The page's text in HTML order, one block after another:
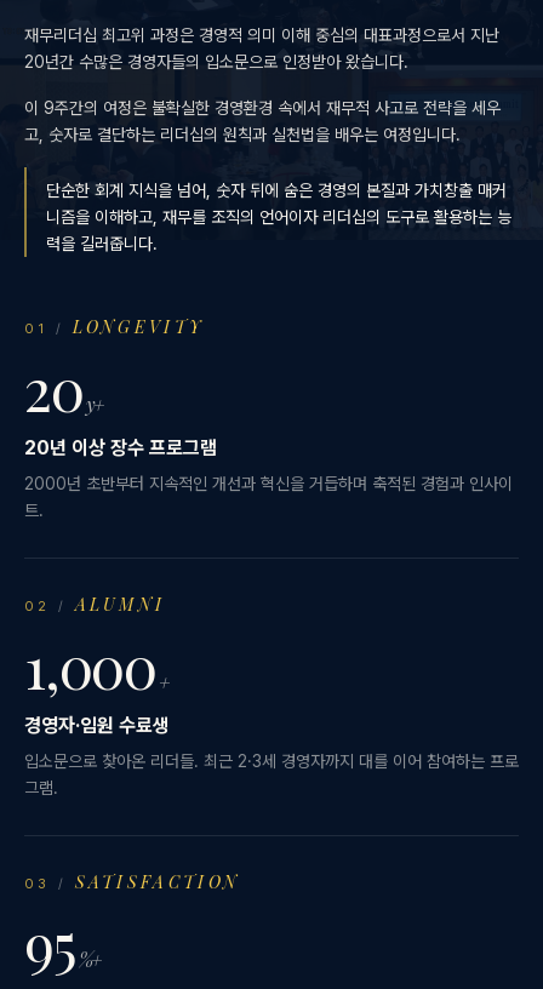
재무리더십 최고위 과정은 경영적 의미 이해 중심의 대표과정으로서 지난
20년간 수많은 경영자들의 입소문으로 인정받아 왔습니다.
이 9주간의 여정은 불확실한 경영환경 속에서 재무적 사고로 전략을 세우
고, 숫자로 결단하는 리더십의 원칙과 실천법을 배우는 여정입니다.
단순한 회계 지식을 넘어, 숫자 뒤에 숨은 경영의 본질과 가치창출 매커
니즘을 이해하고, 재무를 조직의 언어이자 리더십의 도구로 활용하는 능
력을 길러줍니다.
01 / LONGEVITY
20y+
20년 이상 장수 프로그램
2000년 초반부터 지속적인 개선과 혁신을 거듭하며 축적된 경험과 인사이
트.
02 / ALUMNI
1,000+
경영자·임원 수료생
입소문으로 찾아온 리더들. 최근 2·3세 경영자까지 대를 이어 참여하는 프로
그램.
03 / SATISFACTION
95%+